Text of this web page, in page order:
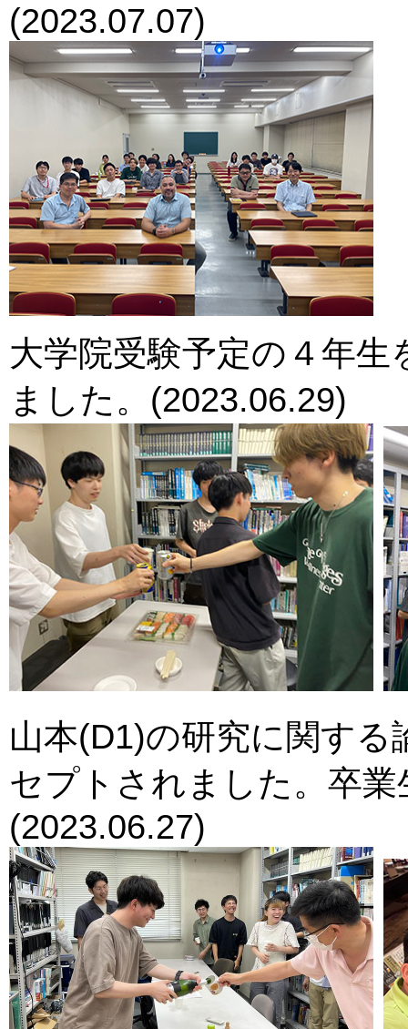
(2023.07.07)
大学院受験予定の４年
ました。(2023.06.29)
山本(D1)の研究に関する
セプトされました。卒
(2023.06.27)